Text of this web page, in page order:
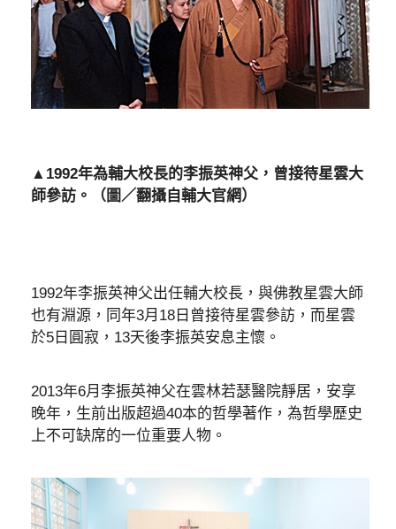
▲1992年為輔大校長的李振英神父，曾接待星雲大
師參訪。（圖／翻攝自輔大官網）
1992年李振英神父出任輔大校長，與佛教星雲大師
也有淵源，同年3月18日曾接待星雲參訪，而星雲
於5日圓寂，13天後李振英安息主懷。
2013年6月李振英神父在雲林若瑟醫院靜居，安享
晚年，生前出版超過40本的哲學著作，為哲學歷史
上不可缺席的一位重要人物。